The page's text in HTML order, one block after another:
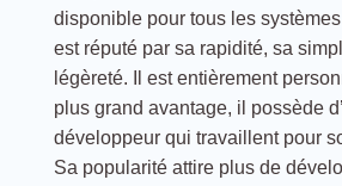
disponible pour tous les systèmes
est réputé par sa rapidité, sa
légèreté. Il est entièrement
plus grand avantage, il possède
développeur qui travaillent pour
Sa popularité attire plus de